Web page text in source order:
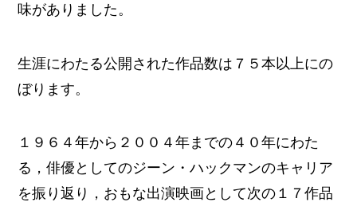
味がありました。
生涯にわたる公開された作品数は７５本以上にの
ぼります。
１９６４年から２００４年までの４０年にわた
る，俳優としてのジーン・ハックマンのキャリア
を振り返り，おもな出演映画として次の１７作品